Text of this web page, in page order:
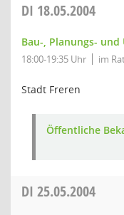
DI 18.05.2004
Bau-, Planungs-
18:00-19:35 Uhr im
Stadt Freren
Öffentliche
DI 25.05.2004